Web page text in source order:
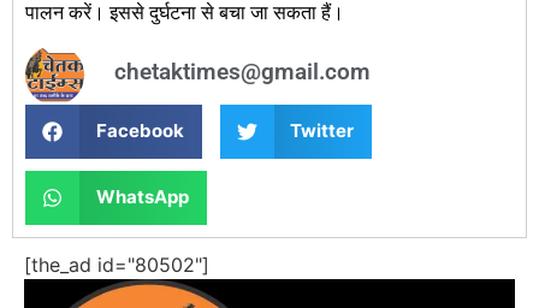
पालन करें। इससे दुर्घटना से बचा जा सकता हैं।
chetaktimes@gmail.com
Facebook Twitter
WhatsApp
[the_ad id="80502"]